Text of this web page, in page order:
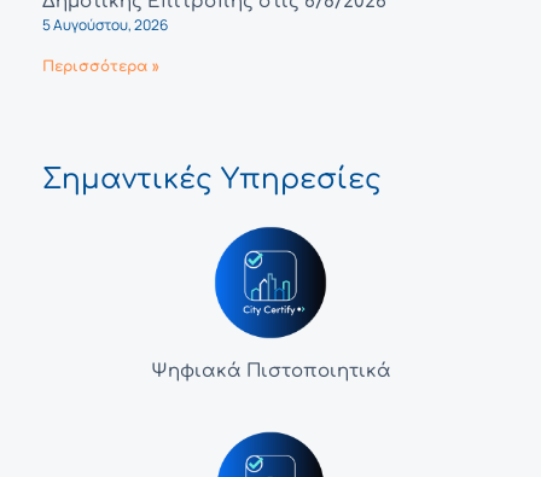
5 Αυγούστου, 2026
Περισσότερα »
Σημαντικές Υπηρεσίες
Ψηφιακά Πιστοποιητικά